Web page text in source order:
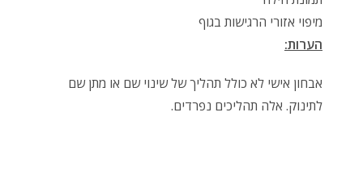
מיפוי אזורי הרגישות בגוף
הערות:
אבחון אישי לא כולל תהליך של שינוי שם או מתן שם
לתינוק. אלה תהליכים נפרדים.